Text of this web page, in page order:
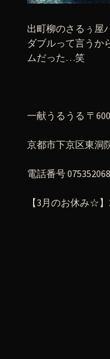
出町柳のさるぅ屋
ダブルって言うか
ムだった…笑
一献うるうる 〒
京都市下京区東洞
電話番号
【3月のお休み☆